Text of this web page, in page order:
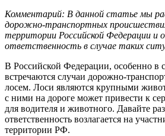
Комментарий: В данной статье мы
дорожно-транспортных
территории Российской Федерации и
ответственность в случае таких
В Российской Федерации, особенно в
встречаются случаи дорожно-
лосем. Лоси являются крупными
с ними на дороге может привести к
для водителя и животного. Давайте
ответственность возлагается на
территории РФ.